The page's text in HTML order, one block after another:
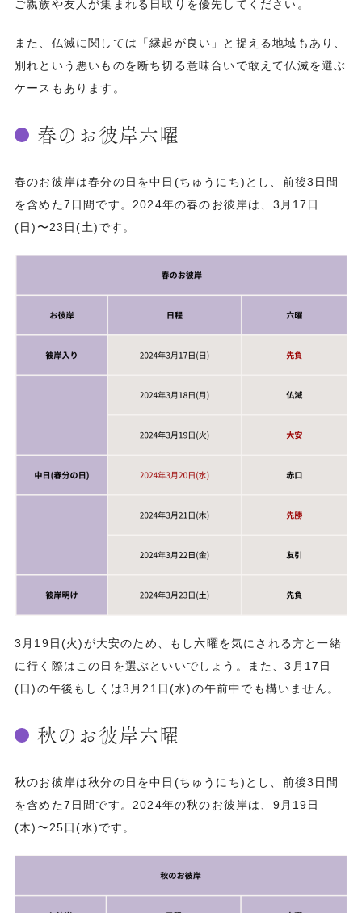
ご親族や友人が集まれる日取りを優先してください。
また、仏滅に関しては「縁起が良い」と捉える地域もあり、
別れという悪いものを断ち切る意味合いで敢えて仏滅を選ぶ
ケースもあります。
春のお彼岸六曜
春のお彼岸は春分の日を中日(ちゅうにち)とし、前後3日間
を含めた7日間です。2024年の春のお彼岸は、3月17日
(日)〜23日(土)です。
3月19日(火)が大安のため、もし六曜を気にされる方と一緒
に行く際はこの日を選ぶといいでしょう。また、3月17日
(日)の午後もしくは3月21日(水)の午前中でも構いません。
秋のお彼岸六曜
秋のお彼岸は秋分の日を中日(ちゅうにち)とし、前後3日間
を含めた7日間です。2024年の秋のお彼岸は、9月19日
(木)〜25日(水)です。